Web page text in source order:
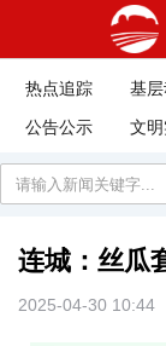
热点追踪 基
公告公示
文
连城：丝瓜
2025-04-30 10:44